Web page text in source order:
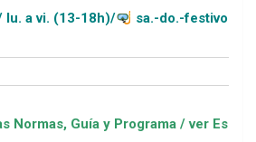
18h)/ sa.-do.-festivos (11-20h)
y Programa / ver Escuelas